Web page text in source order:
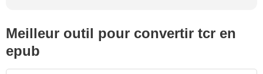
Meilleur outil pour convertir tcr en
epub